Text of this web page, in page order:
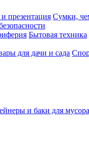
презентация Сумки,
Бытовая техника
для дачи и сада
и баки для мусора